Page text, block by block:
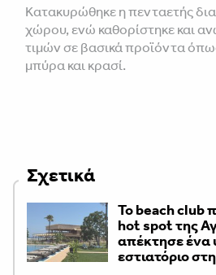
Κατακυρώθηκε η πενταετής
χώρου, ενώ καθορίστηκε και
τιμών σε βασικά προϊόντα
μπύρα και κρασί.
Σχετικά
Το beach club
hot spot της
απέκτησε ένα
εστιατόριο